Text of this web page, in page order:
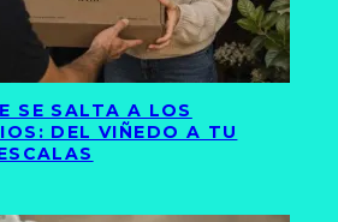
SE SALTA A LOS
DEL VIÑEDO A TU